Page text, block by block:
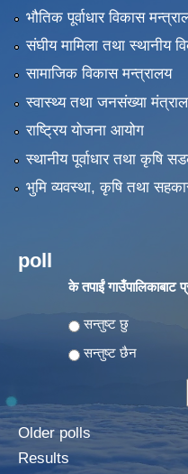
भौतिक पूर्वाधार विकास
संघीय मामिला तथा स्थानीय
सामाजिक विकास मन्त्रालय
स्वास्थ्य तथा जनसंख्या
राष्ट्रिय योजना आयोग
स्थानीय पूर्वाधार तथा कृषि
भुमि व्यवस्था, कृषि तथा
poll
के तपाईं गाउँपालिकाबाट
Choices
सन्तुष्ट छु
सन्तुष्ट छैन
Older polls
Results